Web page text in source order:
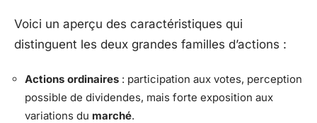
Voici un aperçu des caractéristiques qui
distinguent les deux grandes familles d’actions :
Actions ordinaires : participation aux votes, perception
possible de dividendes, mais forte exposition aux
variations du marché.